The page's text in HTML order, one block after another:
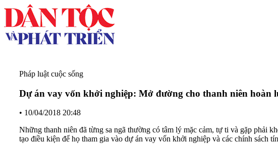
Pháp luật cuộc sống
Dự án vay vốn khởi nghiệp: Mở đường cho thanh niên hoàn
• 10/04/2018 20:48
Những thanh niên đã từng sa ngã thường có tâm lý mặc cảm, tự ti và gặp
tạo điều kiện để họ tham gia vào dự án vay vốn khởi nghiệp và các chính sách